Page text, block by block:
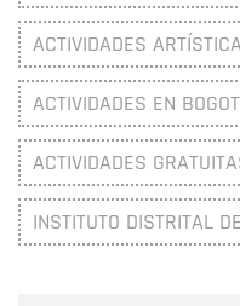
ACTIVIDADES
ACTIVIDADES EN
ACTIVIDADES
INSTITUTO DISTRITAL